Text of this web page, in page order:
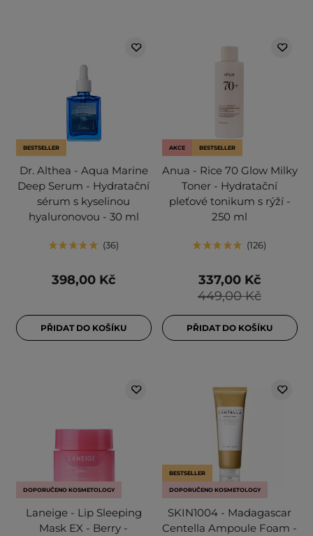
BESTSELLER
Dr. Althea - Aqua Marine
Deep Serum - Hydratační
sérum s kyselinou
hyaluronovou - 30 ml
36
398,00 Kč
PŘIDAT DO KOŠÍKU
AKCE BESTSELLER
Anua - Rice 70 Glow Milky
Toner - Hydratační
pleťové tonikum s rýží -
250 ml
126
449,00 Kč
337,00 Kč
PŘIDAT DO KOŠÍKU
DOPORUČENO KOSMETOLOGY
Laneige - Lip Sleeping
Mask EX - Berry -
BESTSELLER
DOPORUČENO KOSMETOLOGY
SKIN1004 - Madagascar
Centella Ampoule Foam -